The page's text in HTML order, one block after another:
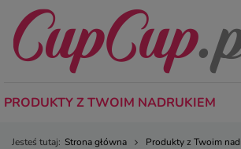
PRODUKTY Z TWOIM NADRUKIEM
Jesteś tutaj: Strona główna Produkty z Twoim